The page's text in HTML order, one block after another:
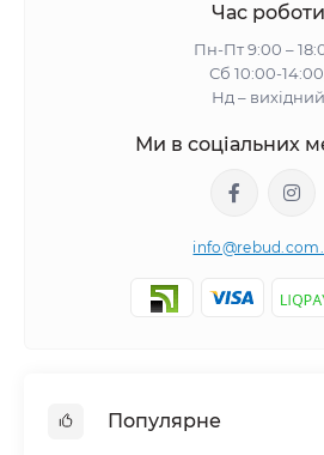
Час роботи
Пн-Пт 9:00 –
Сб 10:00-
Нд – вихідний
Ми в соціальних
Популярне